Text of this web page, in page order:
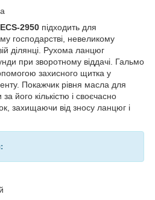
2950 підходить для
господарстві, невеликому
ділянці. Рухома ланцюг
при зворотному віддачі. Гальмо
захисного щитка у
Покажчик рівня масла для
його кількістю і своєчасно
захищаючи від зносу ланцюг і